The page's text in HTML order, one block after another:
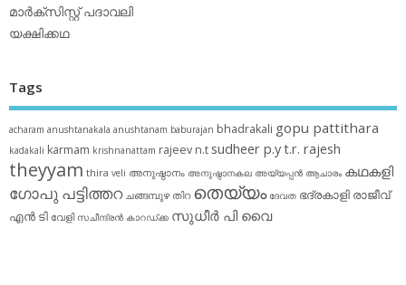
മാര്‍ക്‌സിസ്റ്റ് പദാവലി
യക്ഷിക്കഥ
Tags
acharam anushtanakala anushtanam baburajan bhadrakali gopu pattithara
kadakali karmam krishnanattam rajeev n.t sudheer p.yt.r. rajesh
theyyam thira veli അനുഷ്ഠാനം അനുഷ്ഠാനകല അയ്യപ്പന്‍ ആചാരം കഥകളി
ഗോപു പട്ടിത്തറ ചങ്ങമ്പുഴ തിറ തെയ്യം ദേവത ഭദ്രകാളി രാജീവ്
എൻ ടി വേളി സചീന്ദ്രന്‍ കാറഡ്ക്ക സുധീര്‍ പി വൈ